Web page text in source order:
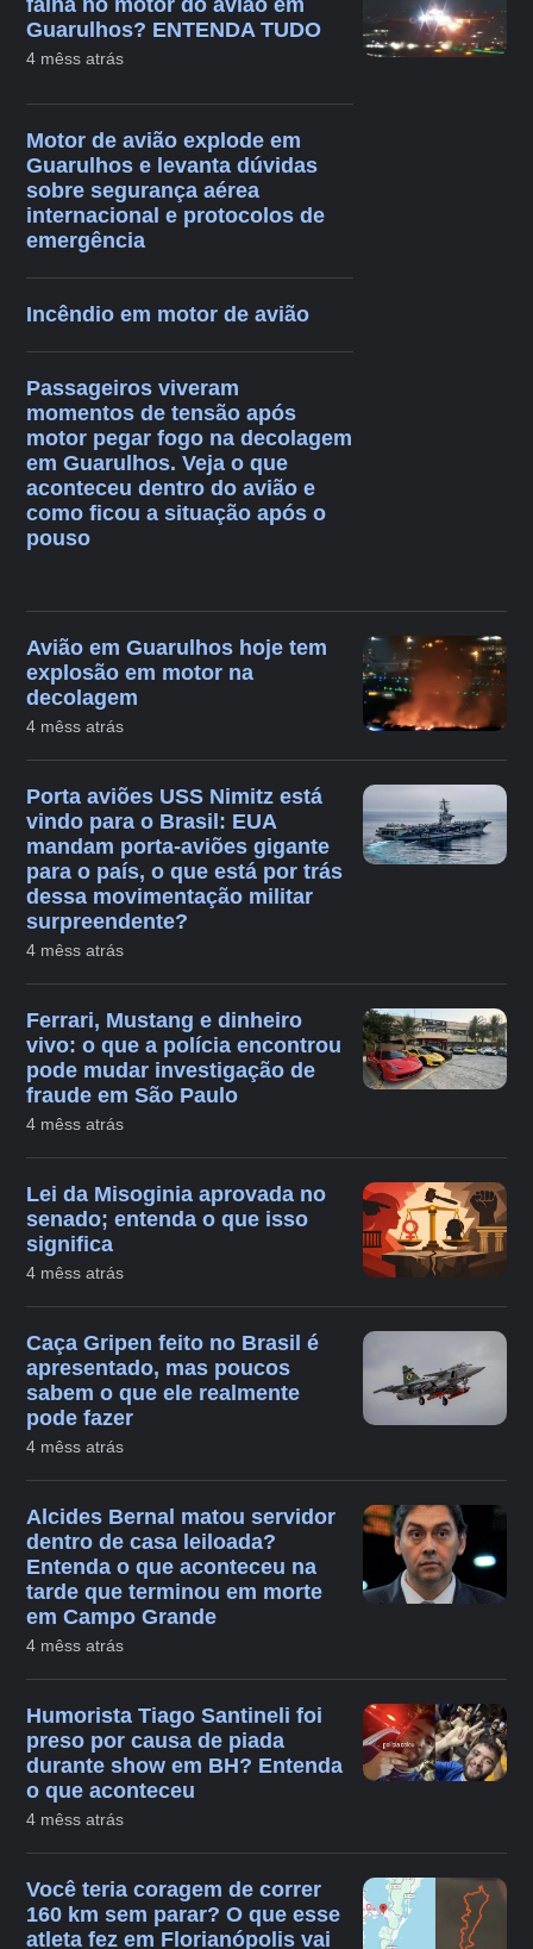
Guarulhos? ENTENDA TUDO
4 mêss atrás
Motor de avião explode em
Guarulhos e levanta dúvidas
sobre segurança aérea
internacional e protocolos de
emergência
Incêndio em motor de avião
Passageiros viveram
momentos de tensão após
motor pegar fogo na decolagem
em Guarulhos. Veja o que
aconteceu dentro do avião e
como ficou a situação após o
pouso
Avião em Guarulhos hoje tem
explosão em motor na
decolagem
4 mêss atrás
Porta aviões USS Nimitz está
vindo para o Brasil: EUA
mandam porta-aviões gigante
para o país, o que está por trás
dessa movimentação militar
surpreendente?
4 mêss atrás
Ferrari, Mustang e dinheiro
vivo: o que a polícia encontrou
pode mudar investigação de
fraude em São Paulo
4 mêss atrás
Lei da Misoginia aprovada no
senado; entenda o que isso
significa
4 mêss atrás
Caça Gripen feito no Brasil é
apresentado, mas poucos
sabem o que ele realmente
pode fazer
4 mêss atrás
Alcides Bernal matou servidor
dentro de casa leiloada?
Entenda o que aconteceu na
tarde que terminou em morte
em Campo Grande
4 mêss atrás
Humorista Tiago Santineli foi
preso por causa de piada
durante show em BH? Entenda
o que aconteceu
4 mêss atrás
Você teria coragem de correr
160 km sem parar? O que esse
atleta fez em Florianópolis vai